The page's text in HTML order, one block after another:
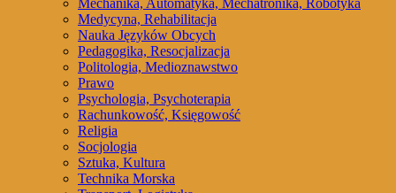
Mechanika, Automatyka, Mechatronika, Robotyka
Medycyna, Rehabilitacja
Nauka Języków Obcych
Pedagogika, Resocjalizacja
Politologia, Medioznawstwo
Prawo
Psychologia, Psychoterapia
Rachunkowość, Księgowość
Religia
Socjologia
Sztuka, Kultura
Technika Morska